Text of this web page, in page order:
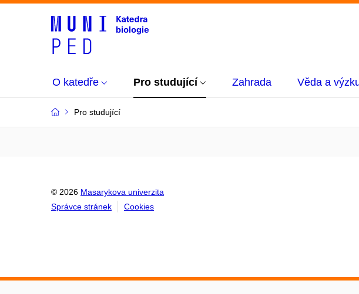
O katedře Pro studující Zahrada Věda a
Pro studující
© 2026 Masarykova univerzita
Správce stránek
Cookies